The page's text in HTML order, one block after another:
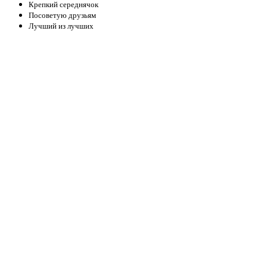
Крепкий середнячок
Посоветую друзьям
Лучший из лучших